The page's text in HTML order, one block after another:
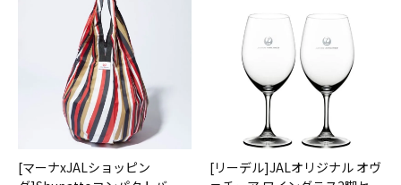
[マーナxJALショッピン
[リーデル]JALオリジナル オヴ